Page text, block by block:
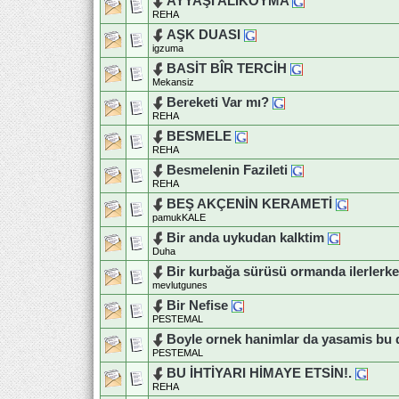
REHA
AŞK DUASI
igzuma
BASİT BÎR TERCİH
Mekansiz
Bereketi Var mı?
REHA
BESMELE
REHA
Besmelenin Fazileti
REHA
BEŞ AKÇENİN KERAMETİ
pamukKALE
Bir anda uykudan kalktim
Duha
Bir kurbağa sürüsü ormanda
mevlutgunes
Bir Nefise
PESTEMAL
Boyle ornek hanimlar da yasamis bu
PESTEMAL
BU İHTİYARI HİMAYE ETSİN!.
REHA